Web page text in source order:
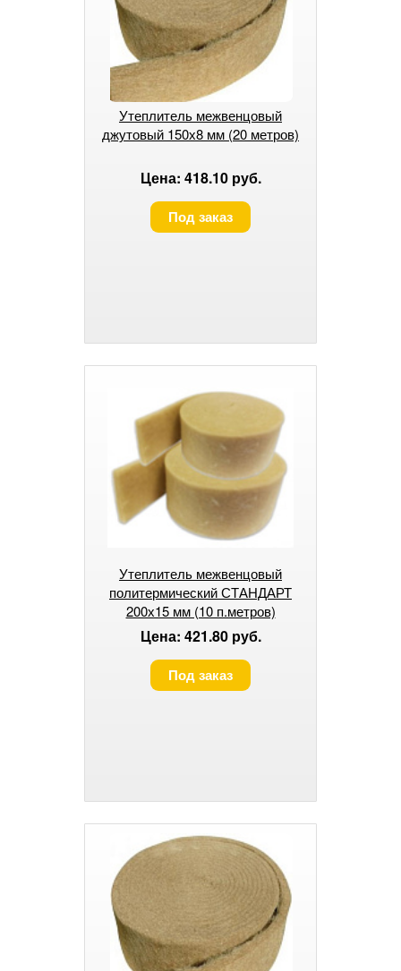
Утеплитель межвенцовый
джутовый 150х8 мм (20 метров)
Цена: 418.10 руб.
Под заказ
Утеплитель межвенцовый
политермический СТАНДАРТ
200х15 мм (10 п.метров)
Цена: 421.80 руб.
Под заказ